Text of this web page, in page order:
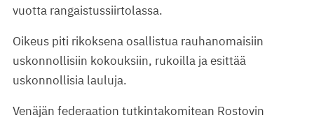
vuotta rangaistussiirtolassa.
Oikeus piti rikoksena osallistua rauhanomaisiin
uskonnollisiin kokouksiin, rukoilla ja esittää
uskonnollisia lauluja.
Venäjän federaation tutkintakomitean Rostovin